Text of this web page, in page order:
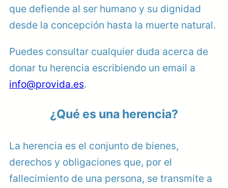
que defiende al ser humano y su dignidad
desde la concepción hasta la muerte natural.
Puedes consultar cualquier duda acerca de
donar tu herencia escribiendo un email a
info@provida.es.
¿Qué es una herencia?
La herencia es el conjunto de bienes,
derechos y obligaciones que, por el
fallecimiento de una persona, se transmite a